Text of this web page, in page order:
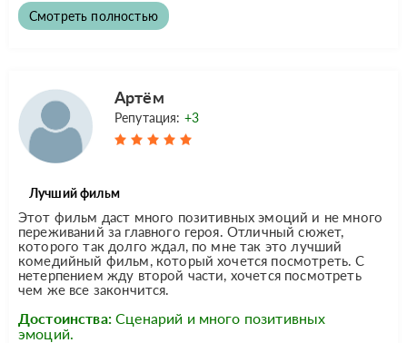
Смотреть полностью
Артём
Репутация: +3
Лучший фильм
Этот фильм даст много позитивных эмоций и не много
переживаний за главного героя. Отличный сюжет,
которого так долго ждал, по мне так это лучший
комедийный фильм, который хочется посмотреть. С
нетерпением жду второй части, хочется посмотреть
чем же все закончится.
Достоинства: Сценарий и много позитивных
эмоций.